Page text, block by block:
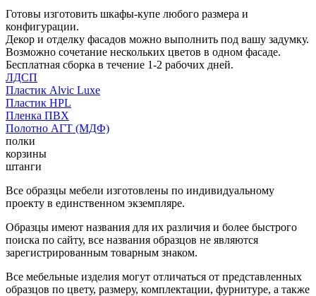
Готовы изготовить шкафы-купе любого размера и
конфигурации.
Декор и отделку фасадов можно выполнить под вашу задумку.
Возможно сочетание нескольких цветов в одном фасаде.
Бесплатная сборка в течение 1-2 рабочих дней.
ЛДСП
Пластик Alvic Luxe
Пластик HPL
Пленка ПВХ
Полотно АГТ (МДФ)
полки
корзины
штанги
Все образцы мебели изготовлены по индивидуальному
проекту в единственном экземпляре.
Образцы имеют названия для их различия и более быстрого
поиска по сайту, все названия образцов не являются
зарегистрированным товарным знаком.
Все мебельные изделия могут отличаться от представленных
образцов по цвету, размеру, комплектации, фурнитуре, а также